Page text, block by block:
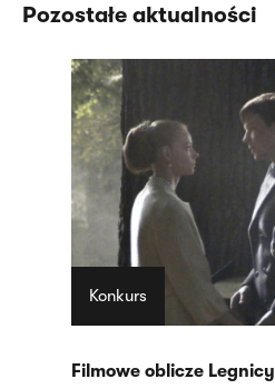
Pozostałe aktualności
Konkurs
Filmowe oblicze Legnicy